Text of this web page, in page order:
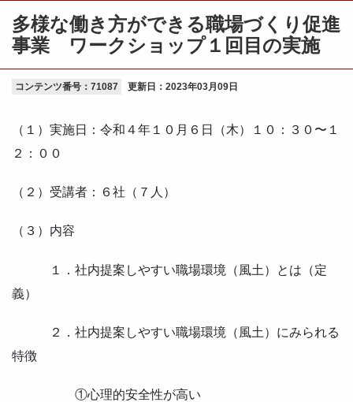
多様な働き方ができる職場づくり促進
事業 ワークショップ１回目の実施
コンテンツ番号：71087 更新日： 2023年03月09日
（１）実施日：令和４年１０月６日（木）１０：３０〜１
２：００
（２）受講者：６社（７人）
（３）内容
１．社内提案しやすい職場環境（風土）とは（定
義）
２．社内提案しやすい職場環境（風土）にみられる
特徴
①心理的安全性が高い